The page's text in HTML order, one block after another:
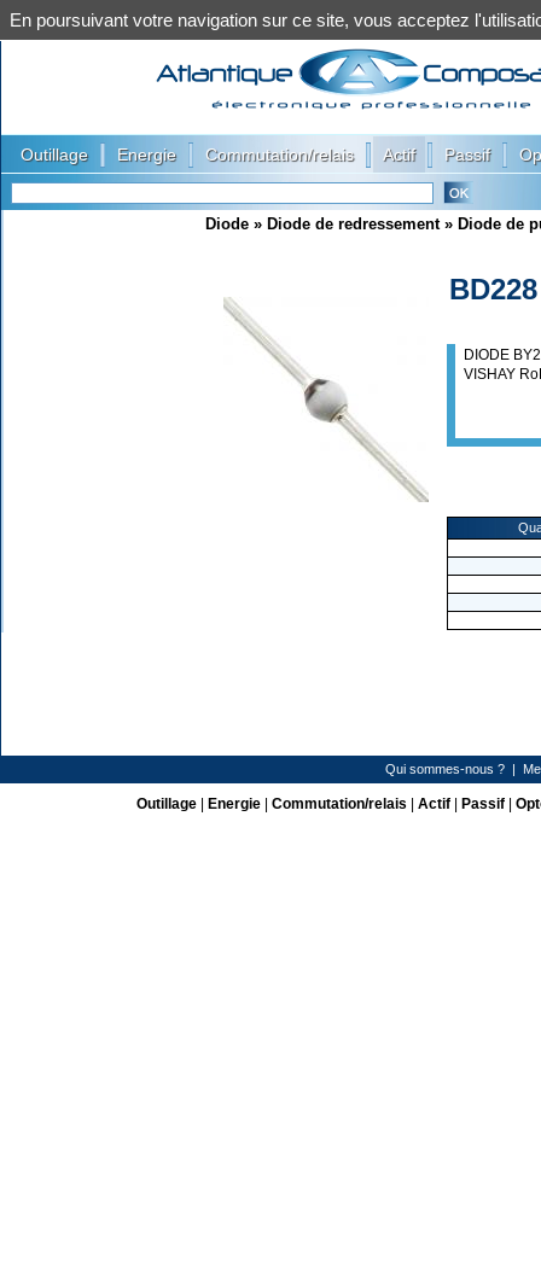
Outillage Energie Commutation/relais Actif Passif
Diode » Diode de redressement» Diode de
BD228
DIODE
VISHAY
Qui sommes-nous ? |
Outillage| Energie| Commutation/relais Actif| Passif|
En poursuivant votre navigation sur ce site, vous acceptez